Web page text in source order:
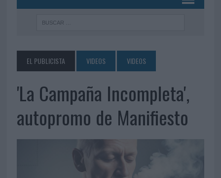
EL PUBLICISTA VIDEOS VIDEOS
'La Campaña Incompleta',
autopromo de Manifiesto